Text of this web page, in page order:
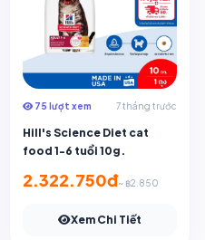
75 lượt xem 7 tháng trước
Hill's Science Diet cat
food 1-6 tuổi 10g.
2.322.750đ~ ฿2.850
Xem Chi Tiết